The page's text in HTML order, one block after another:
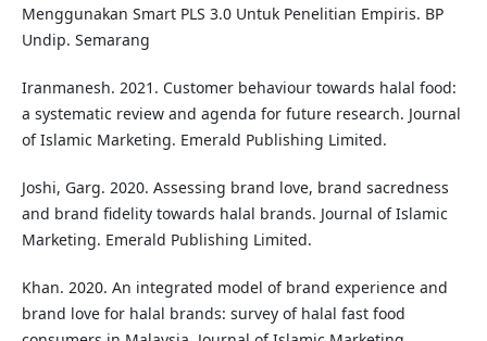
Menggunakan Smart PLS 3.0 Untuk Penelitian Empiris. BP
Undip. Semarang
Iranmanesh. 2021. Customer behaviour towards halal food:
a systematic review and agenda for future research. Journal
of Islamic Marketing. Emerald Publishing Limited.
Joshi, Garg. 2020. Assessing brand love, brand sacredness
and brand fidelity towards halal brands. Journal of Islamic
Marketing. Emerald Publishing Limited.
Khan. 2020. An integrated model of brand experience and
brand love for halal brands: survey of halal fast food